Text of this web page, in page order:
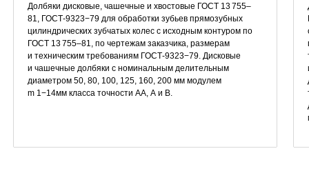
Долбяки дисковые, чашечные и хвостовые ГОСТ 13 755–
81, ГОСТ-9323−79 для обработки зубьев прямозубных
цилиндрических зубчатых колес с исходным контуром по
ГОСТ 13 755–81, по чертежам заказчика, размерам
и техническим требованиям ГОСТ-9323−79. Дисковые
и чашечные долбяки с номинальным делительным
диаметром 50, 80, 100, 125, 160, 200 мм модулем
m 1−14мм класса точности АА, А и В.